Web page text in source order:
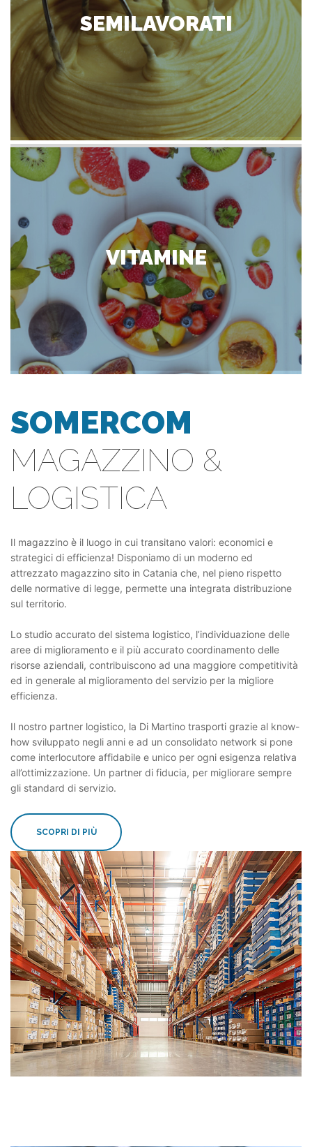
SEMILAVORATI
VITAMINE
SOMERCOM
MAGAZZINO &
LOGISTICA
Il magazzino è il luogo in cui transitano valori: economici e
strategici di efficienza! Disponiamo di un moderno ed
attrezzato magazzino sito in Catania che, nel pieno rispetto
delle normative di legge, permette una integrata distribuzione
sul territorio.
Lo studio accurato del sistema logistico, l’individuazione delle
aree di miglioramento e il più accurato coordinamento delle
risorse aziendali, contribuiscono ad una maggiore competitività
ed in generale al miglioramento del servizio per la migliore
efficienza.
Il nostro partner logistico, la Di Martino trasporti grazie al know-
how sviluppato negli anni e ad un consolidato network si pone
come interlocutore affidabile e unico per ogni esigenza relativa
all’ottimizzazione. Un partner di fiducia, per migliorare sempre
gli standard di servizio.
SCOPRI DI PIÙ